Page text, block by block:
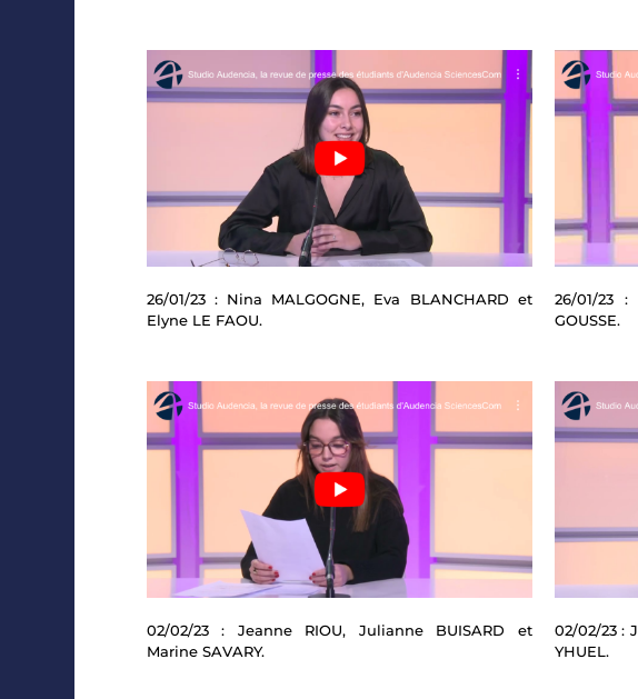
26/01/23 : Nina MALGOGNE, Eva BLANCHARD et
Elyne LE FAOU.
26/01/23 :
GOUSSE.
02/02/23 : Jeanne RIOU, Julianne BUISARD et
Marine SAVARY.
02/02/23 :
YHUEL.